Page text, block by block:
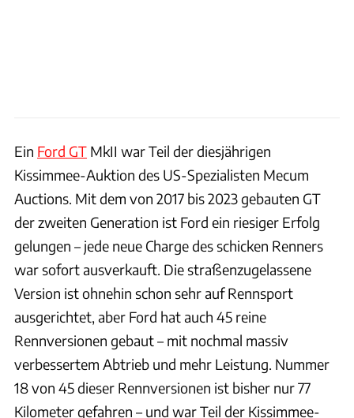
Ein Ford GT MkII war Teil der diesjährigen
Kissimmee-Auktion des US-Spezialisten Mecum
Auctions. Mit dem von 2017 bis 2023 gebauten GT
der zweiten Generation ist Ford ein riesiger Erfolg
gelungen – jede neue Charge des schicken Renners
war sofort ausverkauft. Die straßenzugelassene
Version ist ohnehin schon sehr auf Rennsport
ausgerichtet, aber Ford hat auch 45 reine
Rennversionen gebaut – mit nochmal massiv
verbessertem Abtrieb und mehr Leistung. Nummer
18 von 45 dieser Rennversionen ist bisher nur 77
Kilometer gefahren – und war Teil der Kissimmee-